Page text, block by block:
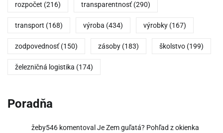
rozpočet (216) transparentnosť (290)
transport (168) výroba (434) výrobky (167)
zodpovednosť (150) zásoby (183) školstvo (199)
železničná logistika (174)
Poradňa
žeby546 komentoval Je Zem guľatá? Pohľad z okienka